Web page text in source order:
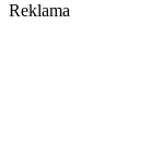
Reklama